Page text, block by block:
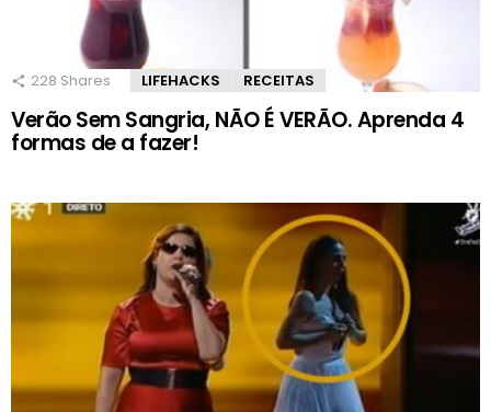
228 Shares LIFEHACKS RECEITAS
Verão Sem Sangria, NÃO É VERÃO. Aprenda 4
formas de a fazer!